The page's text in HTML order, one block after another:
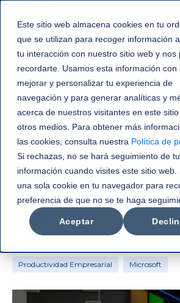
Este sitio web almacena cookies en tu
que se utilizan para recoger información
tu interacción con nuestro sitio web y nos
recordarte. Usamos esta información con
mejorar y personalizar tu experiencia de
navegación y para generar analíticas y
acerca de nuestros visitantes en este
otros medios. Para obtener más
las cookies, consulta nuestra Política de
Si rechazas, no se hará seguimiento de tu
información cuando visites este sitio web.
una sola cookie en tu navegador para
preferencia de que no se te haga
Aceptar
Productividad Empresarial
C3ntro Telecom
en Guadalajara
con productos
C3NTRO Telecom
sept 15, 2022
Productividad Empresarial Microsoft